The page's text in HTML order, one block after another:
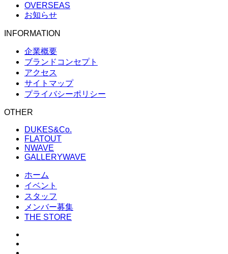
OVERSEAS
お知らせ
INFORMATION
企業概要
ブランドコンセプト
アクセス
サイトマップ
プライバシーポリシー
OTHER
DUKES&Co.
FLATOUT
NWAVE
GALLERYWAVE
ホーム
イベント
スタッフ
メンバー募集
THE STORE